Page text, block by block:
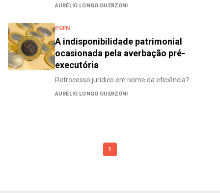
AURÉLIO LONGO GUERZONI
PGFN
A indisponibilidade patrimonial
ocasionada pela averbação pré-
executória
Retrocesso jurídico em nome da eficiência?
AURÉLIO LONGO GUERZONI
1